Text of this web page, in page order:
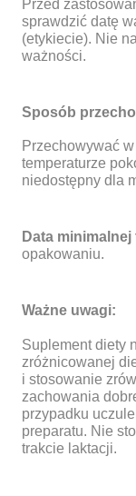
Przed
sprawdzić datę
(etykiecie). Nie
ważności.
Sposób
Przechowywać
temperaturze
niedostępny dla
Data minimalnej
opakowaniu.
Ważne uwagi:
Suplement diety
zróżnicowanej
i stosowanie
zachowania
przypadku
preparatu. Nie
trakcie laktacji.